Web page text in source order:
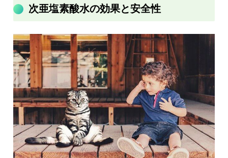
次亜塩素酸水の効果と安全性